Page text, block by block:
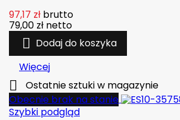
97,17 zł brutto
79,00 zł netto
 Dodaj do koszyka
Więcej

Ostatnie sztuki w magazynie
Obecnie brak na stanie
Szybki podgląd